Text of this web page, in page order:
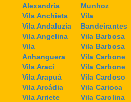
Alexandria
Vila Anchieta
Vila Andaluzia
Vila Angelina
Vila
Anhanguera
Vila Araci
Vila Arapuá
Vila Arcádia
Vila Arriete
Munhoz
Vila
Bandeirantes
Vila Barbosa
Vila Barbosa
Vila Carbone
Vila Carbone
Vila Cardoso
Vila Carioca
Vila Carolina